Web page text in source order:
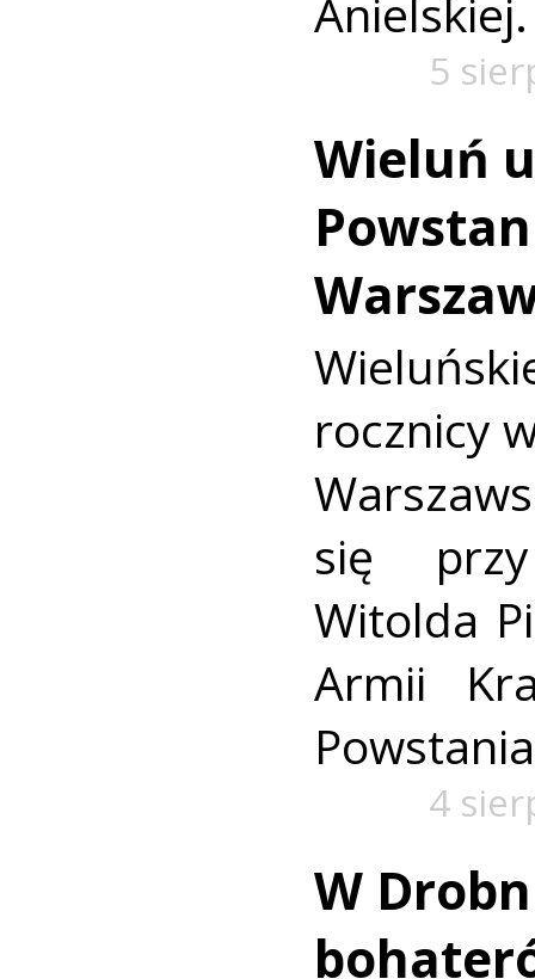
Anielskiej.
5
Wieluń
rocznicy
się
Witolda
Armii
4
W